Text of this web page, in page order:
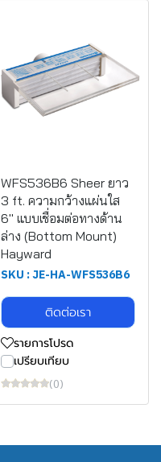
WFS536B6 Sheer ยาว
3 ft. ความกว้างแผ่นใส
6" แบบเชื่อมต่อทางด้าน
ล่าง (Bottom Mount)
Hayward
SKU : JE-HA-WFS536B6
ติดต่อเรา
รายการโปรด
เปรียบเทียบ
(0)